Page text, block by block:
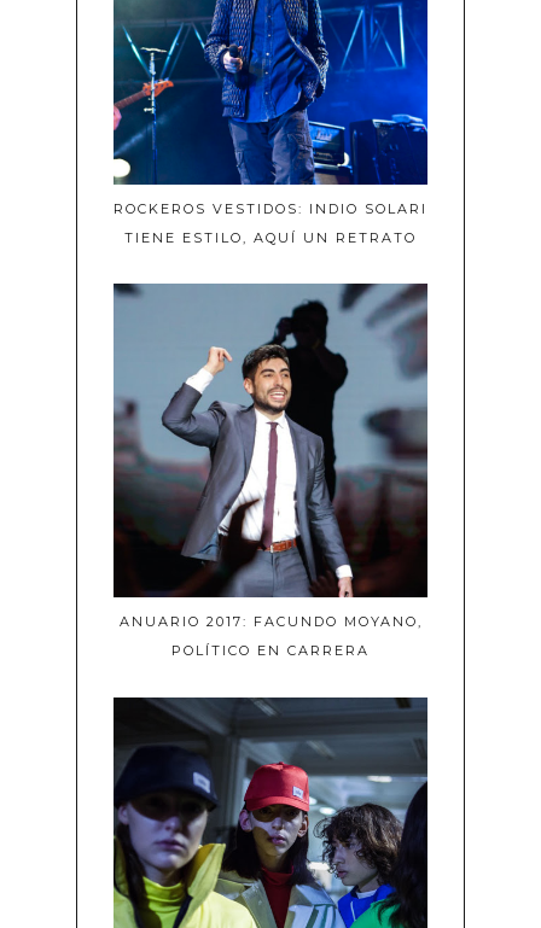
ROCKEROS VESTIDOS: INDIO SOLARI
TIENE ESTILO, AQUÍ UN RETRATO
ANUARIO 2017: FACUNDO MOYANO,
POLÍTICO EN CARRERA